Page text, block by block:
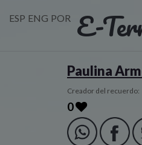
ESP ENG POR E-
Paulina
Creador del recuerdo:
0